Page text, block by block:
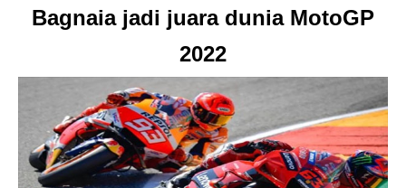
Bagnaia jadi juara dunia MotoGP
2022